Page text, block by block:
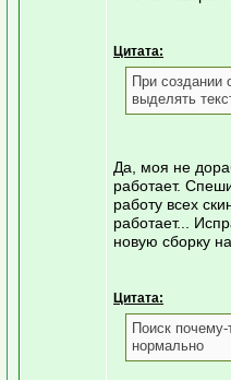
Цитата:
При создании
выделять
Да, моя не
работает.
работу всех
работает...
новую сборку
Цитата:
Поиск
нормально